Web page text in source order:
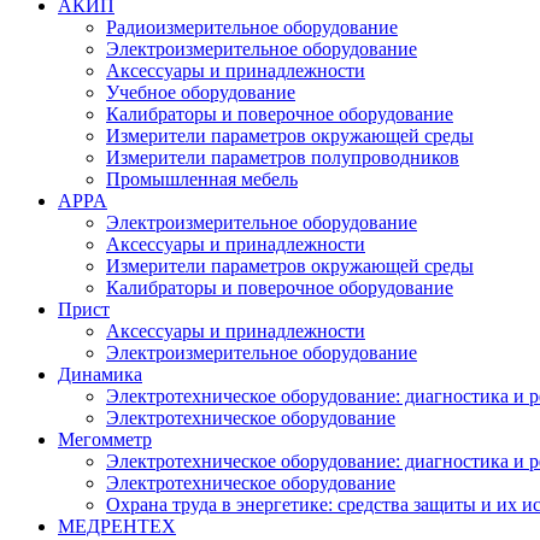
АКИП
Радиоизмерительное оборудование
Электроизмерительное оборудование
Аксессуары и принадлежности
Учебное оборудование
Калибраторы и поверочное оборудование
Измерители параметров окружающей среды
Измерители параметров полупроводников
Промышленная мебель
APPA
Электроизмерительное оборудование
Аксессуары и принадлежности
Измерители параметров окружающей среды
Калибраторы и поверочное оборудование
Прист
Аксессуары и принадлежности
Электроизмерительное оборудование
Динамика
Электротехническое оборудование: диагностика и
Электротехническое оборудование
Мегомметр
Электротехническое оборудование: диагностика и
Электротехническое оборудование
Охрана труда в энергетике: средства защиты и их
МЕДРЕНТЕХ